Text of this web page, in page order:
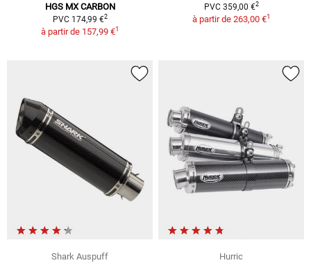
HGS MX CARBON
PVC 174,99 €2
à partir de 157,99 €1
PVC 359,00 €2
à partir de 263,00 €1
Shark Auspuff
Hurric